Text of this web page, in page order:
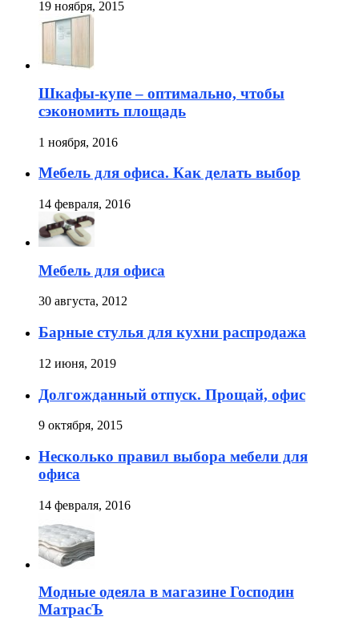
19 ноября, 2015
Шкафы-купе – оптимально, чтобы
сэкономить площадь
1 ноября, 2016
Мебель для офиса. Как делать выбор
14 февраля, 2016
Мебель для офиса
30 августа, 2012
Барные стулья для кухни распродажа
12 июня, 2019
Долгожданный отпуск. Прощай, офис
9 октября, 2015
Несколько правил выбора мебели для
офиса
14 февраля, 2016
Модные одеяла в магазине Господин
МатрасЪ